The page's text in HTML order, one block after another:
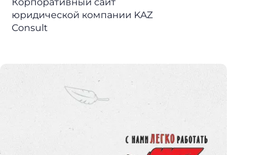
Корпоративный сайт
юридической компании KAZ
Consult